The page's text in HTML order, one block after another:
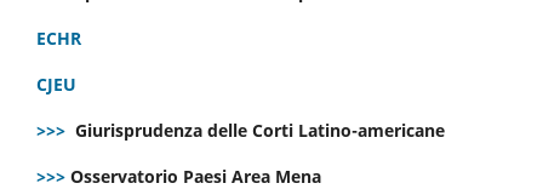
ECHR
CJEU
>>> Giurisprudenza delle Corti Latino-americane
>>> Osservatorio Paesi Area Mena